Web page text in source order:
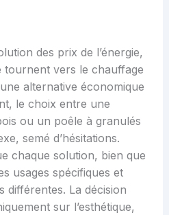
des prix de l’énergie,
vers le chauffage
alternative économique
le choix entre une
ou un poêle à granulés
semé d’hésitations.
chaque solution, bien que
usages spécifiques et
différentes. La décision
sur l’esthétique,